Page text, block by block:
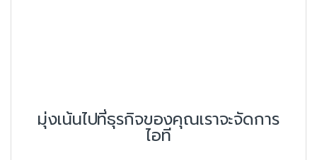
มุ่งเน้นไปที่ธุรกิจของคุณเราจะจัดการ
ไอที